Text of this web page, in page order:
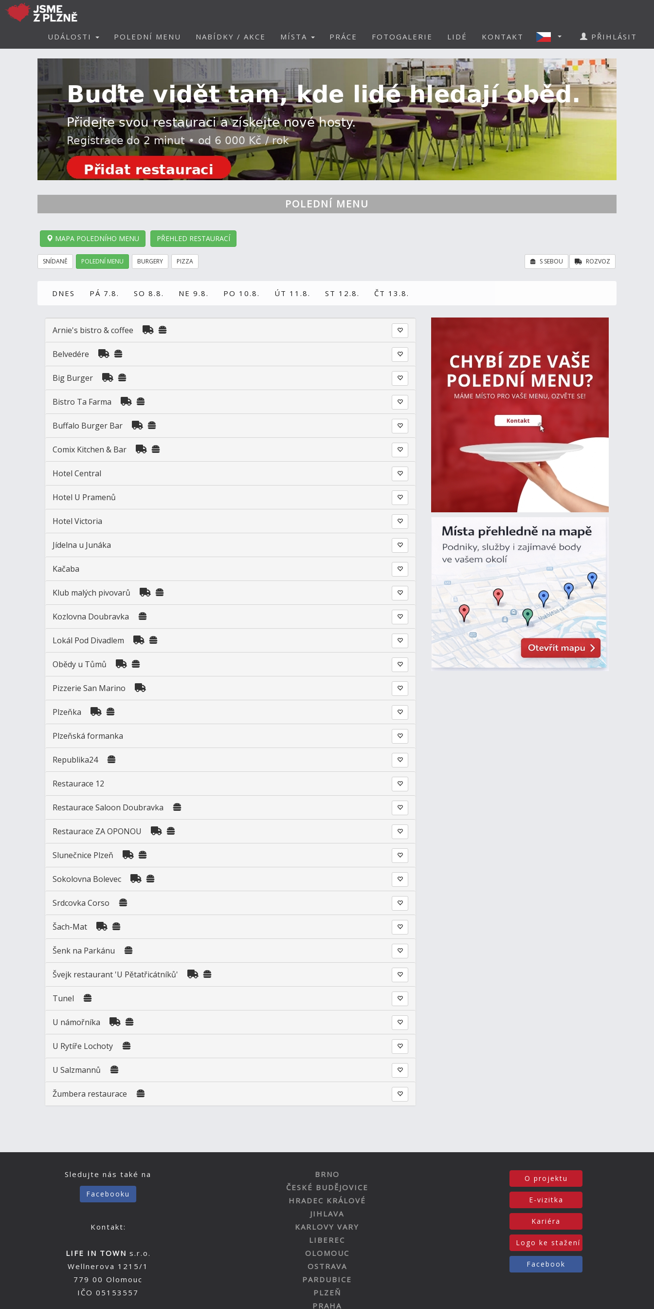
UDÁLOSTI POLEDNÍ MENU NABÍDKY / AKCE MÍSTA PRÁCE FOTOGALERIE LIDÉ KONTAKT PŘIHLÁSIT
POLEDNÍ MENU
MAPA POLEDNÍHO MENU PŘEHLED RESTAURACÍ
SNÍDANĚ POLEDNÍ MENU BURGERY PIZZA ROZVOZ
S SEBOU
DNES PÁ 7.8. SO 8.8. NE 9.8. PO 10.8. ÚT 11.8. ST 12.8. ČT 13.8.
Arnie's bistro & coffee
Belvedére
Big Burger
Bistro Ta Farma
Buffalo Burger Bar
Comix Kitchen & Bar
Hotel Central
Hotel U Pramenů
Hotel Victoria
Jídelna u Junáka
Kačaba
Klub malých pivovarů
Kozlovna Doubravka
Lokál Pod Divadlem
Obědy u Tůmů
Pizzerie San Marino
Plzeňka
Plzeňská formanka
Republika24
Restaurace 12
Restaurace Saloon Doubravka
Restaurace ZA OPONOU
Slunečnice Plzeň
Sokolovna Bolevec
Srdcovka Corso
Šach-Mat
Šenk na Parkánu
Švejk restaurant 'U Pětatřicátníků'
Tunel
U námořníka
U Rytíře Lochoty
U Salzmannů
Žumbera restaurace
Sledujte nás také na
Facebooku
Kontakt:
LIFE IN TOWN s.r.o.
Wellnerova 1215/1
779 00 Olomouc
IČO 05153557
BRNO
ČESKÉ BUDĚJOVICE
HRADEC KRÁLOVÉ
JIHLAVA
KARLOVY VARY
LIBEREC
OLOMOUC
OSTRAVA
PARDUBICE
PLZEŇ
PRAHA
O projektu
E-vizitka
Kariéra
Logo ke stažení
Facebook